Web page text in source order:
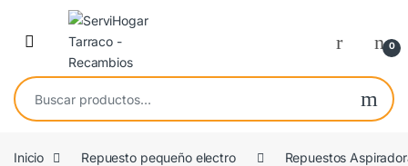
Saltar a navegación
saltar al contenido
Open 0
Buscar por:
Inicio Repuesto pequeño electro Repuestos